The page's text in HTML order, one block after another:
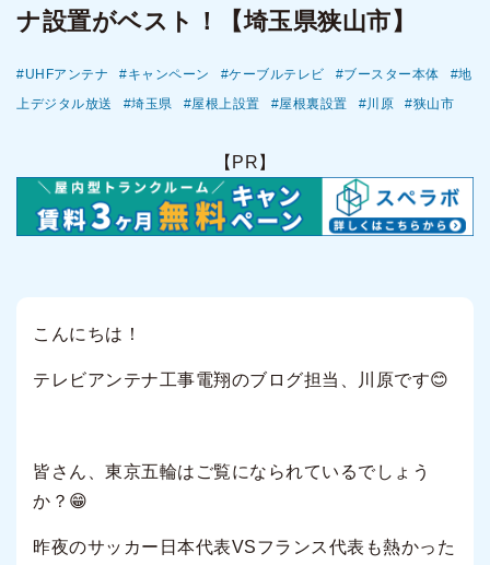
ナ設置がベスト！【埼玉県狭山市】
UHFアンテナ キャンペーン ケーブルテレビ ブースター本体
地
上デジタル放送
埼玉県 屋根上設置 屋根裏設置 川原 狭山市
【PR】
こんにちは！
テレビアンテナ工事電翔のブログ担当、川原です😊
皆さん、東京五輪はご覧になられているでしょう
か？😁
昨夜のサッカー日本代表VSフランス代表も熱かった